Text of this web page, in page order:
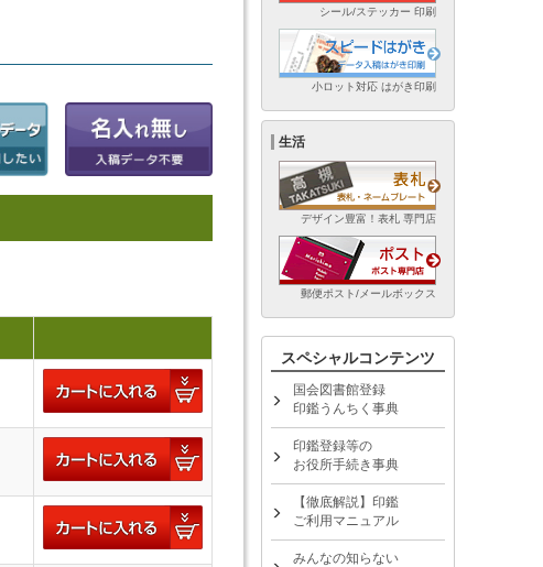
シール/ステッカー 印刷
小ロット対応 はがき印刷
生活
デザイン豊富！表札 専門店
郵便ポスト/メールボックス
スペシャルコンテンツ
国会図書館登録
印鑑うんちく事典
印鑑登録等の
お役所手続き事典
【徹底解説】印鑑
ご利用マニュアル
みんなの知らない